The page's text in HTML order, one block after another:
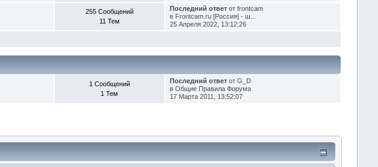
255 Сообщений
11 Тем
Последний ответ отfrontcam
в Frontcam.ru [Россия] - ш...
25 Апреля 2022, 13:12:26
1 Сообщений
1 Тем
Последний ответ отG_D
вОбщие Правила Форума
17 Марта 2011, 13:52:07